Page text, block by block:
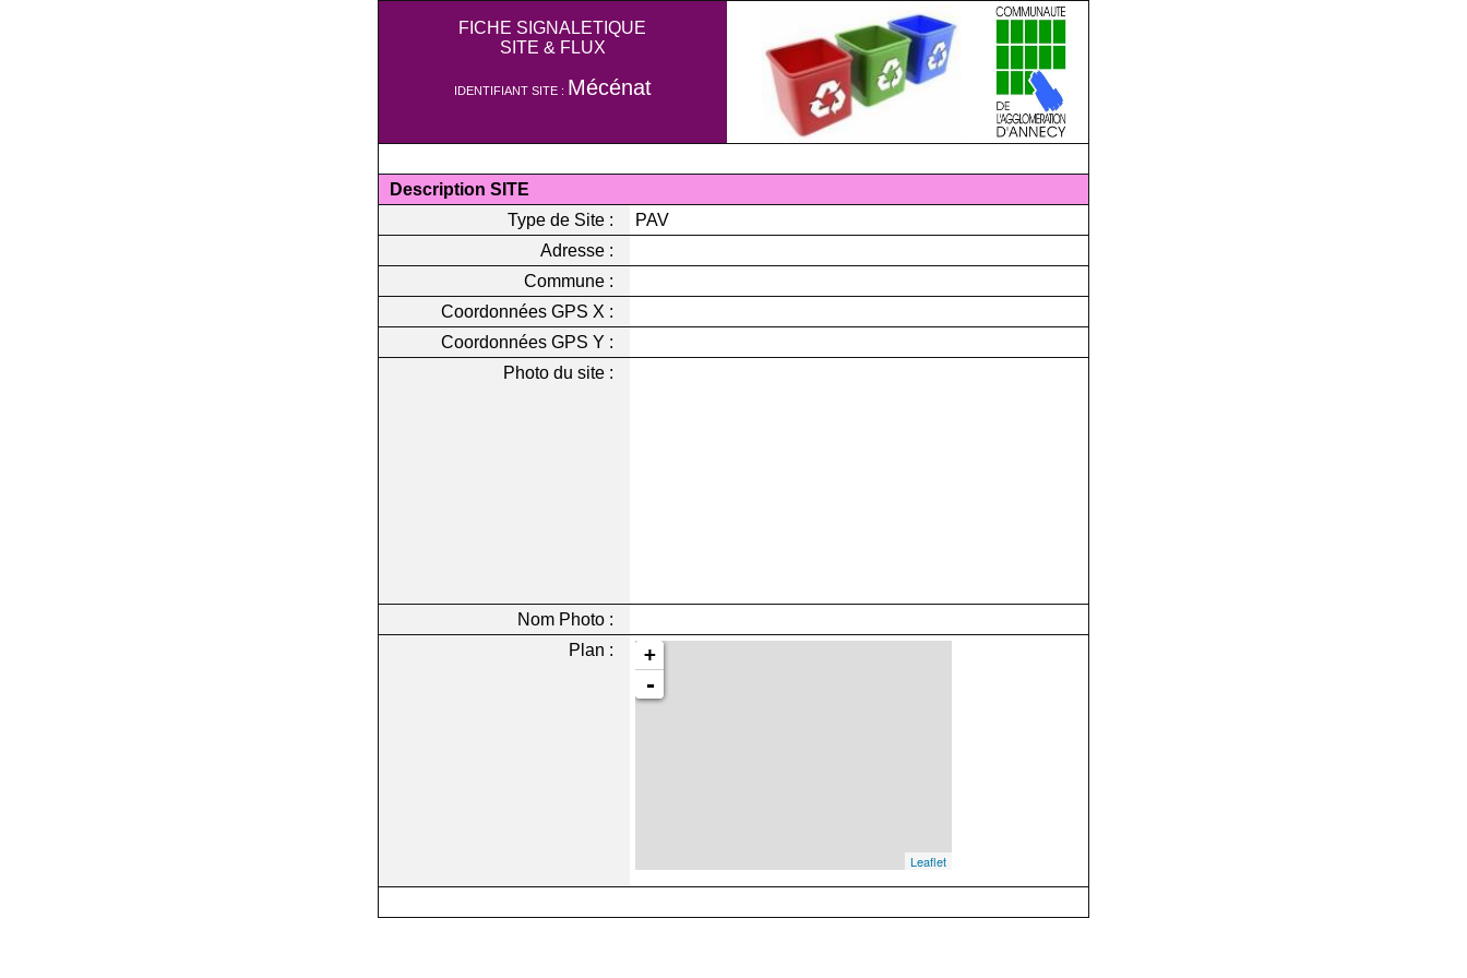
FICHE SIGNALETIQUE
SITE & FLUX
IDENTIFIANT SITE : Mécénat
Description SITE
Type de Site :
PAV
Adresse :
Commune :
Coordonnées GPS X :
Coordonnées GPS Y :
Photo du site :
Nom Photo :
Plan :
+
-
Leaflet